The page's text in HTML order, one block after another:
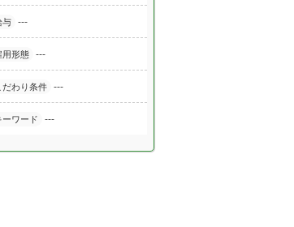
与 ---
用形態 ---
だわり条件 ---
ーワード ---